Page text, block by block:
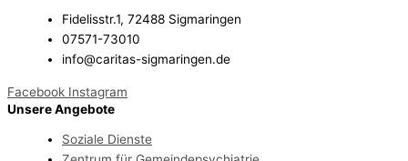
Fidelisstr.1, 72488 Sigmaringen
07571-73010
info@caritas-sigmaringen.de
Facebook Instagram
Unsere Angebote
Soziale Dienste